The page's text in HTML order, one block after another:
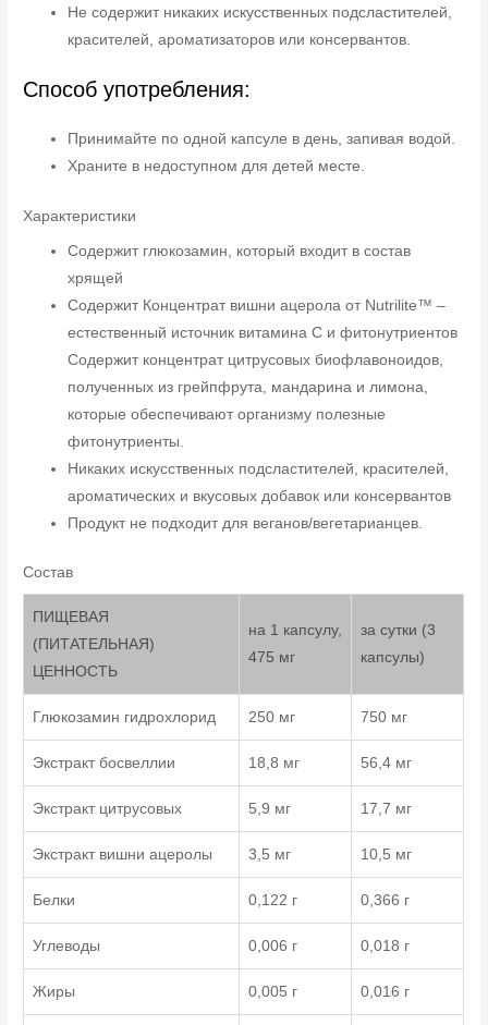
Не содержит никаких искусственных подсластителей,
красителей, ароматизаторов или консервантов.
Способ употребления:
Принимайте по одной капсуле в день, запивая водой.
Храните в недоступном для детей месте.
Характеристики
Содержит глюкозамин, который входит в состав
хрящей
Содержит Концентрат вишни ацерола от Nutrilite™ –
естественный источник витамина С и фитонутриентов
Содержит концентрат цитрусовых биофлавоноидов,
полученных из грейпфрута, мандарина и лимона,
которые обеспечивают организму полезные
фитонутриенты.
Никаких искусственных подсластителей, красителей,
ароматических и вкусовых добавок или консервантов
Продукт не подходит для веганов/вегетарианцев.
Состав
ПИЩЕВАЯ
(ПИТАТЕЛЬНАЯ)
ЦЕННОСТЬ
на 1 капсулу,
475 мг
за сутки (3
капсулы)
Глюкозамин гидрохлорид 250 мг 750 мг
Экстракт босвеллии 18,8 мг 56,4 мг
Экстракт цитрусовых 5,9 мг 17,7 мг
Экстракт вишни ацеролы 3,5 мг 10,5 мг
Белки 0,122 г 0,366 г
Углеводы 0,006 г 0,018 г
Жиры 0,005 г 0,016 г